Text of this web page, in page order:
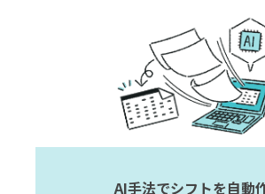
AI手法でシフトを自動